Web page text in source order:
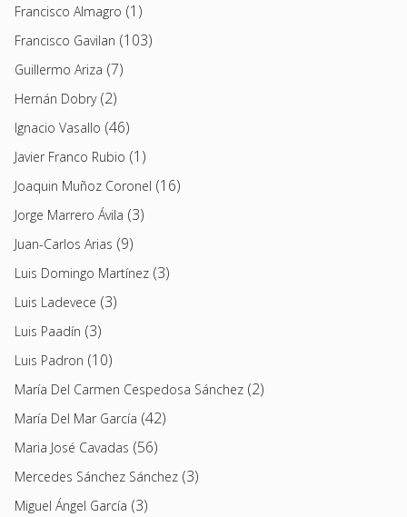
Francisco Almagro (1)
Francisco Gavilan (103)
Guillermo Ariza (7)
Hernán Dobry(2)
Ignacio Vasallo (46)
Javier Franco Rubio (1)
Joaquin Muñoz Coronel (16)
Jorge Marrero Ávila (3)
Juan-Carlos Arias (9)
Luis Domingo Martínez (3)
Luis Ladevece (3)
Luis Paadín (3)
Luis Padron (10)
María Del Carmen Cespedosa Sánchez (2)
María Del Mar García (42)
Maria José Cavadas (56)
Mercedes Sánchez Sánchez (3)
Miguel Ángel García (3)